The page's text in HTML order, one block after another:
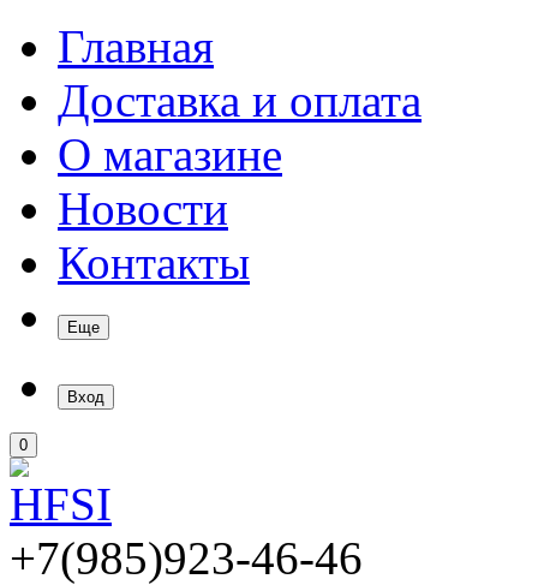
Главная
Доставка и оплата
О магазине
Новости
Контакты
Еще
Вход
0
+7(985)923-46-46